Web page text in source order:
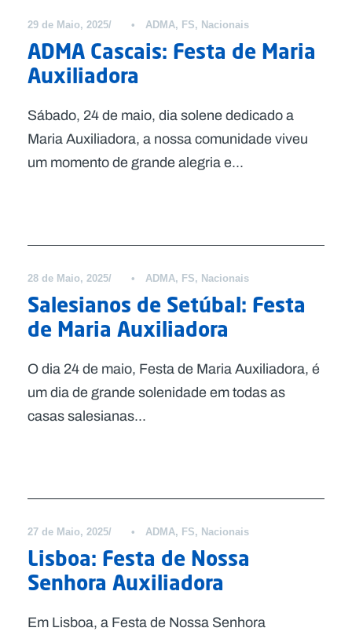
29 de Maio, 2025 • ADMA, FS, Nacionais
ADMA Cascais: Festa de Maria
Auxiliadora
Sábado, 24 de maio, dia solene dedicado a
Maria Auxiliadora, a nossa comunidade viveu
um momento de grande alegria e...
28 de Maio, 2025 • ADMA, FS, Nacionais
Salesianos de Setúbal: Festa
de Maria Auxiliadora
O dia 24 de maio, Festa de Maria Auxiliadora, é
um dia de grande solenidade em todas as
casas salesianas...
27 de Maio, 2025 • ADMA, FS, Nacionais
Lisboa: Festa de Nossa
Senhora Auxiliadora
Em Lisboa, a Festa de Nossa Senhora